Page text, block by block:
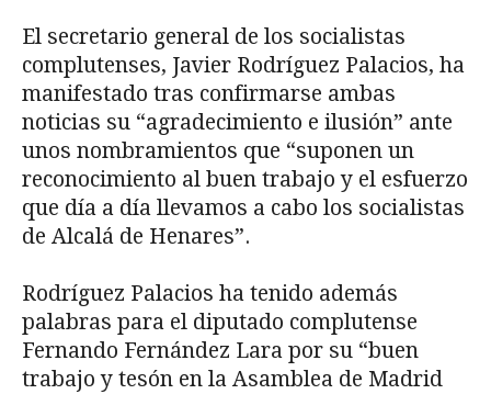
El secretario general de los socialistas
complutenses, Javier Rodríguez Palacios, ha
manifestado tras confirmarse ambas
noticias su “agradecimiento e ilusión” ante
unos nombramientos que “suponen un
reconocimiento al buen trabajo y el esfuerzo
que día a día llevamos a cabo los socialistas
de Alcalá de Henares”.
Rodríguez Palacios ha tenido además
palabras para el diputado complutense
Fernando Fernández Lara por su “buen
trabajo y tesón en la Asamblea de Madrid